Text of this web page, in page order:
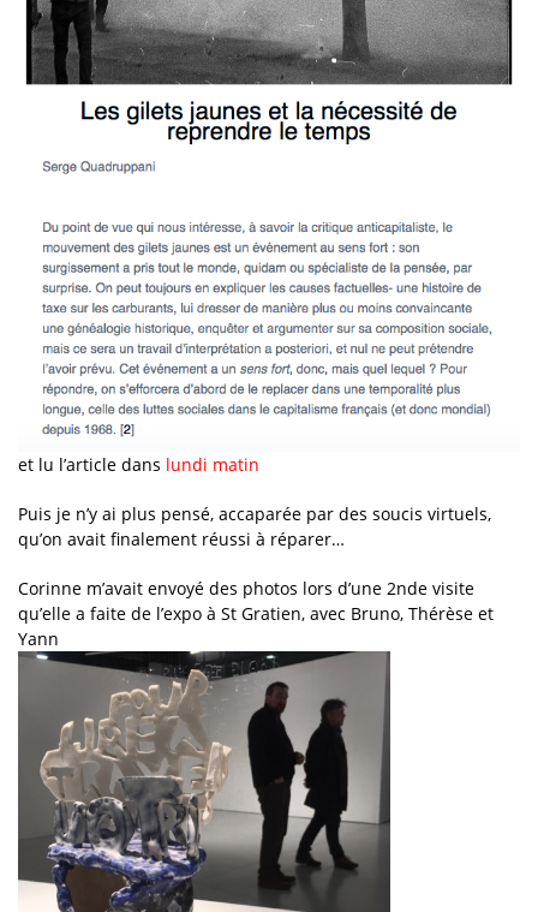
et lu l’article dans lundi matin
Puis je n’y ai plus pensé, accaparée par des soucis virtuels,
qu’on avait finalement réussi à réparer…
Corinne m’avait envoyé des photos lors d’une 2nde visite
qu’elle a faite de l’expo à St Gratien, avec Bruno, Thérèse et
Yann